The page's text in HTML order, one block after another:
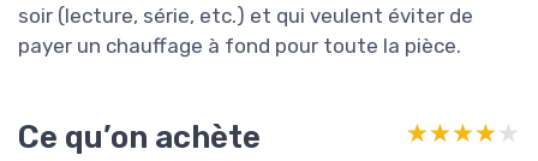
soir (lecture, série, etc.) et qui veulent éviter de
payer un chauffage à fond pour toute la pièce.
Ce qu’on achète
★★★★★
★★★★★